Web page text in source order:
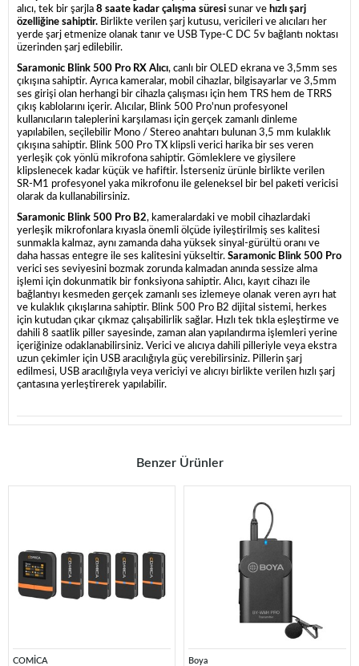
alıcı, tek bir şarjla 8 saate kadar çalışma süresi sunar ve hızlı şarj
özelliğine sahiptir. Birlikte verilen şarj kutusu, vericileri ve alıcıları her
yerde şarj etmenize olanak tanır ve USB Type-C DC 5v bağlantı noktası
üzerinden şarj edilebilir.
Saramonic Blink 500 Pro RX Alıcı, canlı bir OLED ekrana ve 3,5mm ses
çıkışına sahiptir. Ayrıca kameralar, mobil cihazlar, bilgisayarlar ve 3,5mm
ses girişi olan herhangi bir cihazla çalışması için hem TRS hem de TRRS
çıkış kablolarını içerir. Alıcılar, Blink 500 Pro'nun profesyonel
kullanıcıların taleplerini karşılaması için gerçek zamanlı dinleme
yapılabilen, seçilebilir Mono / Stereo anahtarı bulunan 3,5 mm kulaklık
çıkışına sahiptir. Blink 500 Pro TX klipsli verici harika bir ses veren
yerleşik çok yönlü mikrofona sahiptir. Gömleklere ve giysilere
klipslenecek kadar küçük ve hafiftir. İsterseniz ürünle birlikte verilen
SR-M1 profesyonel yaka mikrofonu ile geleneksel bir bel paketi vericisi
olarak da kullanabilirsiniz.
Saramonic Blink 500 Pro B2, kameralardaki ve mobil cihazlardaki
yerleşik mikrofonlara kıyasla önemli ölçüde iyileştirilmiş ses kalitesi
sunmakla kalmaz, aynı zamanda daha yüksek sinyal-gürültü oranı ve
daha hassas entegre ile ses kalitesini yükseltir. Saramonic Blink 500 Pro
verici ses seviyesini bozmak zorunda kalmadan anında sessize alma
işlemi için dokunmatik bir fonksiyona sahiptir. Alıcı, kayıt cihazı ile
bağlantıyı kesmeden gerçek zamanlı ses izlemeye olanak veren ayrı hat
ve kulaklık çıkışlarına sahiptir. Blink 500 Pro B2 dijital sistemi, herkes
için kutudan çıkar çıkmaz çalışabilirlik sağlar. Hızlı tek tıkla eşleştirme ve
dahili 8 saatlik piller sayesinde, zaman alan yapılandırma işlemleri yerine
içeriğinize odaklanabilirsiniz. Verici ve alıcıya dahili pilleriyle veya ekstra
uzun çekimler için USB aracılığıyla güç verebilirsiniz. Pillerin şarj
edilmesi, USB aracılığıyla veya vericiyi ve alıcıyı birlikte verilen hızlı şarj
çantasına yerleştirerek yapılabilir.
Benzer Ürünler
COMİCA
Boya